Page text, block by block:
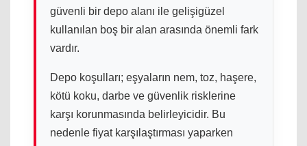
güvenli bir depo alanı ile gelişigüzel
kullanılan boş bir alan arasında önemli fark
vardır.
Depo koşulları; eşyaların nem, toz, haşere,
kötü koku, darbe ve güvenlik risklerine
karşı korunmasında belirleyicidir. Bu
nedenle fiyat karşılaştırması yaparken